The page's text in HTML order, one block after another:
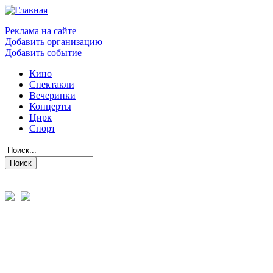
Реклама на сайте
Добавить организацию
Добавить событие
Кино
Спектакли
Вечеринки
Концерты
Цирк
Спорт